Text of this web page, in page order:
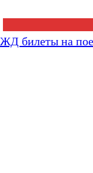
ЖД билеты на